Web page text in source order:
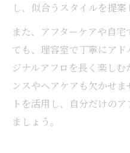
し、似合うスタイルを提案
また、アフターケアや自
ても、理容室で丁寧にア
ジナルアフロを長く楽し
ンスやヘアケアも欠かせ
トを活用し、自分だけの
ましょう。